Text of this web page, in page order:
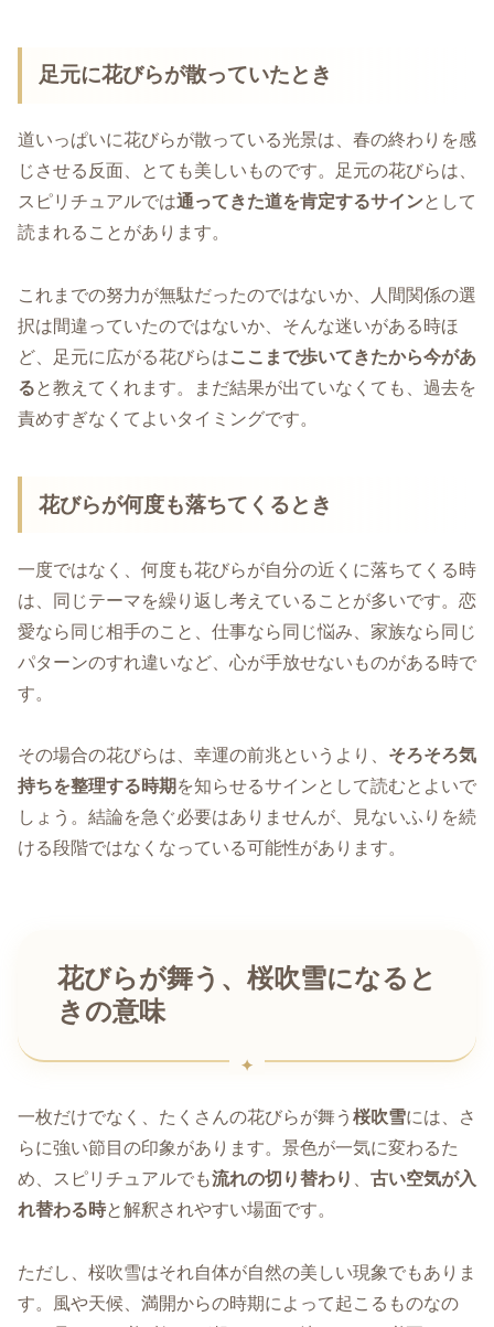
足元に花びらが散っていたとき
道いっぱいに花びらが散っている光景は、春の終わりを感
じさせる反面、とても美しいものです。足元の花びらは、
スピリチュアルでは通ってきた道を肯定するサインとして
読まれることがあります。
これまでの努力が無駄だったのではないか、人間関係の選
択は間違っていたのではないか、そんな迷いがある時ほ
ど、足元に広がる花びらはここまで歩いてきたから今があ
ると教えてくれます。まだ結果が出ていなくても、過去を
責めすぎなくてよいタイミングです。
花びらが何度も落ちてくるとき
一度ではなく、何度も花びらが自分の近くに落ちてくる時
は、同じテーマを繰り返し考えていることが多いです。恋
愛なら同じ相手のこと、仕事なら同じ悩み、家族なら同じ
パターンのすれ違いなど、心が手放せないものがある時で
す。
その場合の花びらは、幸運の前兆というより、 そろそろ気
持ちを整理する時期 を知らせるサインとして読むとよいで
しょう。結論を急ぐ必要はありませんが、見ないふりを続
ける段階ではなくなっている可能性があります。
花びらが舞う、桜吹雪になると
きの意味
一枚だけでなく、たくさんの花びらが舞う 桜吹雪には、さ
らに強い節目の印象があります。景色が一気に変わるた
め、スピリチュアルでも流れの切り替わり
古い空気が入
れ替わる時と解釈されやすい場面です。
ただし、桜吹雪はそれ自体が自然の美しい現象でもありま
す。風や天候、満開からの時期によって起こるものなの